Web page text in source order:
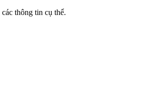
thông tin cụ thể.